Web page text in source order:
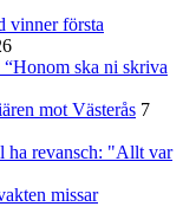
vinner första
ska ni skriva
mot Västerås 7
ha revansch: "Allt var
missar